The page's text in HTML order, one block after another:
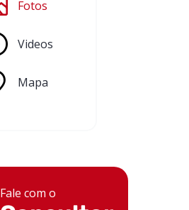
Fotos
Videos
Mapa
Fale com o